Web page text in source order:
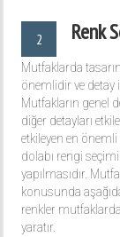
2 Renk
Mutfaklarda
önemlidir ve detay
Mutfakların genel
diğer detayları
etkileyen en
dolabı rengi
yapılmasıdır.
konusunda
renkler
yaratır.